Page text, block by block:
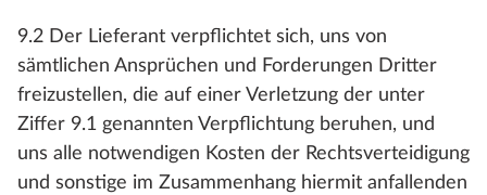
9.2 Der Lieferant verpflichtet sich, uns von
sämtlichen Ansprüchen und Forderungen Dritter
freizustellen, die auf einer Verletzung der unter
Ziffer 9.1 genannten Verpflichtung beruhen, und
uns alle notwendigen Kosten der Rechtsverteidigung
und sonstige im Zusammenhang hiermit anfallenden